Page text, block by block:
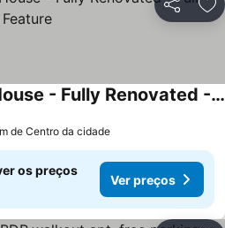
Partilhar
Luxury 2 Bedroom House - Fully Renovated - Full Feature
de Centro da cidade
os preços
Ver preços